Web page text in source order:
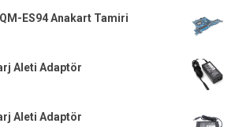
ES94 Anakart Tamiri
Aleti Adaptör
Aleti Adaptör